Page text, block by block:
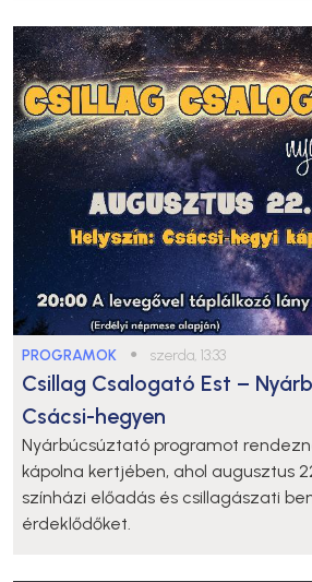
PROGRAMOK ● szerda, 13:33
Csillag Csalogató Est –
Csácsi-hegyen
Nyárbúcsúztató programot
kápolna kertjében, ahol augusztus
színházi előadás és csillagászati
érdeklődőket.